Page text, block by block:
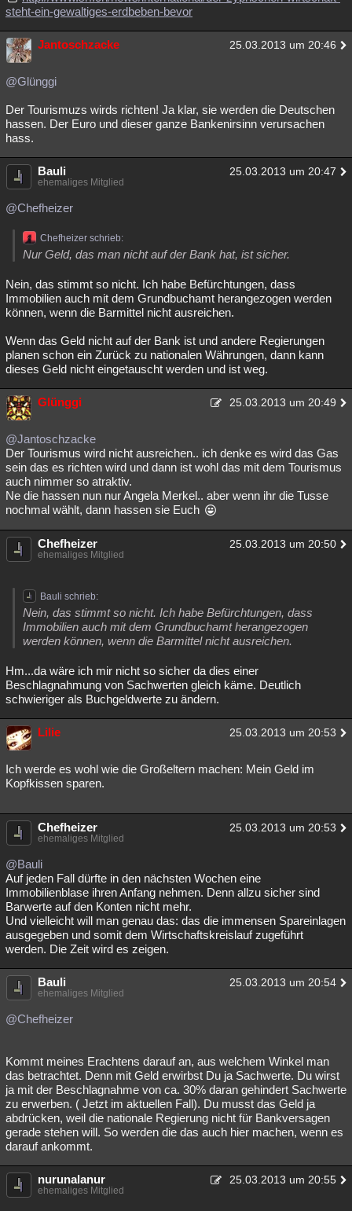
steht-ein-gewaltiges-erdbeben-bevor
Jantoschzacke 25.03.2013 um 20:46
@Glünggi
Der Tourismuzs wirds richten! Ja klar, sie werden die Deutschen
hassen. Der Euro und dieser ganze Bankenirsinn verursachen
hass.
Bauli 25.03.2013 um 20:47
ehemaliges Mitglied
@Chefheizer
Chefheizer schrieb:
Nur Geld, das man nicht auf der Bank hat, ist sicher.
Nein, das stimmt so nicht. Ich habe Befürchtungen, dass
Immobilien auch mit dem Grundbuchamt herangezogen werden
können, wenn die Barmittel nicht ausreichen.
Wenn das Geld nicht auf der Bank ist und andere Regierungen
planen schon ein Zurück zu nationalen Währungen, dann kann
dieses Geld nicht eingetauscht werden und ist weg.
Glünggi 25.03.2013 um 20:49
@Jantoschzacke
Der Tourismus wird nicht ausreichen.. ich denke es wird das Gas
sein das es richten wird und dann ist wohl das mit dem Tourismus
auch nimmer so atraktiv.
Ne die hassen nun nur Angela Merkel.. aber wenn ihr die Tusse
nochmal wählt, dann hassen sie Euch
Chefheizer 25.03.2013 um 20:50
ehemaliges Mitglied
Bauli schrieb:
Nein, das stimmt so nicht. Ich habe Befürchtungen, dass
Immobilien auch mit dem Grundbuchamt herangezogen
werden können, wenn die Barmittel nicht ausreichen.
Hm...da wäre ich mir nicht so sicher da dies einer
Beschlagnahmung von Sachwerten gleich käme. Deutlich
schwieriger als Buchgeldwerte zu ändern.
Lilie 25.03.2013 um 20:53
Ich werde es wohl wie die Großeltern machen: Mein Geld im
Kopfkissen sparen.
Chefheizer 25.03.2013 um 20:53
ehemaliges Mitglied
@Bauli
Auf jeden Fall dürfte in den nächsten Wochen eine
Immobilienblase ihren Anfang nehmen. Denn allzu sicher sind
Barwerte auf den Konten nicht mehr.
Und vielleicht will man genau das: das die immensen Spareinlagen
ausgegeben und somit dem Wirtschaftskreislauf zugeführt
werden. Die Zeit wird es zeigen.
Bauli 25.03.2013 um 20:54
ehemaliges Mitglied
@Chefheizer
Kommt meines Erachtens darauf an, aus welchem Winkel man
das betrachtet. Denn mit Geld erwirbst Du ja Sachwerte. Du wirst
ja mit der Beschlagnahme von ca. 30% daran gehindert Sachwerte
zu erwerben. ( Jetzt im aktuellen Fall). Du musst das Geld ja
abdrücken, weil die nationale Regierung nicht für Bankversagen
gerade stehen will. So werden die das auch hier machen, wenn es
darauf ankommt.
nurunalanur 25.03.2013 um 20:55
ehemaliges Mitglied